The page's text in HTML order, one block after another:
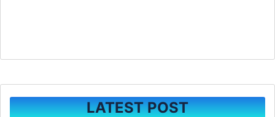
LATEST POST